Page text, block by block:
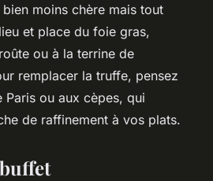
moins chère mais tout
et place du foie gras,
ou à la terrine de
remplacer la truffe, pensez
ou aux cèpes, qui
de raffinement à vos plats.